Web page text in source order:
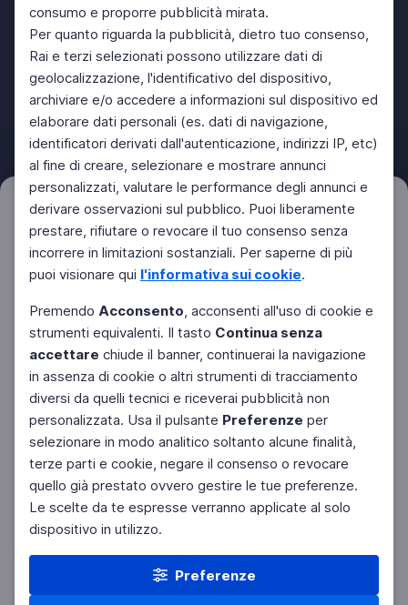
consumo e proporre pubblicità mirata.
Per quanto riguarda la pubblicità, dietro tuo consenso,
Rai e terzi selezionati possono utilizzare dati di
geolocalizzazione, l'identificativo del dispositivo,
archiviare e/o accedere a informazioni sul dispositivo ed
elaborare dati personali (es. dati di navigazione,
identificatori derivati dall'autenticazione, indirizzi IP, etc)
al fine di creare, selezionare e mostrare annunci
personalizzati, valutare le performance degli annunci e
derivare osservazioni sul pubblico. Puoi liberamente
prestare, rifiutare o revocare il tuo consenso senza
incorrere in limitazioni sostanziali. Per saperne di più
puoi visionare qui l'informativa sui cookie.
Premendo Acconsento, acconsenti all'uso di cookie e
strumenti equivalenti. Il tasto Continua senza
accettare chiude il banner, continuerai la navigazione
in assenza di cookie o altri strumenti di tracciamento
diversi da quelli tecnici e riceverai pubblicità non
personalizzata. Usa il pulsante Preferenze per
selezionare in modo analitico soltanto alcune finalità,
terze parti e cookie, negare il consenso o revocare
quello già prestato ovvero gestire le tue preferenze.
Le scelte da te espresse verranno applicate al solo
dispositivo in utilizzo.
Preferenze
Filtri Azzera